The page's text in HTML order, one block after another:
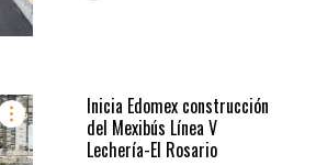
Inicia Edomex construcción
del Mexibús Línea V
Lechería-El Rosario